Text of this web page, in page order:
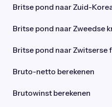
Britse pond naar Zuid-
Britse pond naar Zweedse
Britse pond naar Zwitserse
Bruto-netto berekenen
Brutowinst berekenen